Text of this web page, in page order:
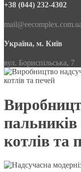
+38 (044) 232-4302
Україна, м. Київ
вул. Бориспільська, 7
котлів та